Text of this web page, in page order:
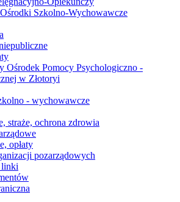
Szkolno-Wychowawcze
Ośrodek Pomocy Psychologiczno -
w Złotoryi
- wychowawcze
straże, ochrona zdrowia
opłaty
pozarządowych
linki